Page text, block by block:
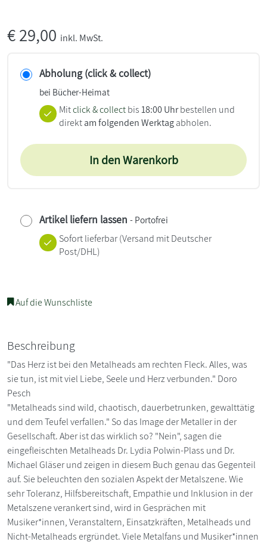
€29,00 inkl. MwSt.
Abholung (click & collect)
bei Bücher-Heimat
Mitclick & collect bis18:00 Uhrbestellen und
direktam folgenden Werktagabholen.
In den Warenkorb
Artikel liefern lassen - Portofrei
Sofort lieferbar(Versand mit Deutscher
Post/DHL)
Auf die Wunschliste
Beschreibung
"Das Herz ist bei den Metalheads am rechten Fleck. Alles, was
sie tun, ist mit viel Liebe, Seele und Herz verbunden." Doro
Pesch
"Metalheads sind wild, chaotisch, dauerbetrunken, gewalttätig
und dem Teufel verfallen." So das Image der Metaller in der
Gesellschaft. Aber ist das wirklich so? "Nein", sagen die
eingefleischten Metalheads Dr. Lydia Polwin-Plass und Dr.
Michael Gläser und zeigen in diesem Buch genau das Gegenteil
auf. Sie beleuchten den sozialen Aspekt der Metalszene. Wie
sehr Toleranz, Hilfsbereitschaft, Empathie und Inklusion in der
Metalszene verankert sind, wird in Gesprächen mit
Musiker*innen, Veranstaltern, Einsatzkräften, Metalheads und
Nicht-Metalheads ergründet. Viele Metalfans und Musiker*innen